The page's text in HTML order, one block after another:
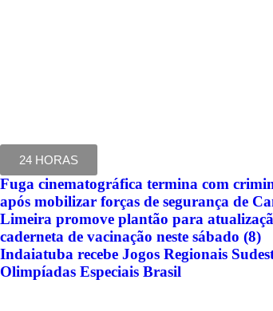
24 HORAS
Fuga cinematográfica termina com
após mobilizar forças de segurança de
Jundiaí
Limeira promove plantão para
caderneta de vacinação neste sábado (8)
Indaiatuba recebe Jogos Regionais
Olimpíadas Especiais Brasil